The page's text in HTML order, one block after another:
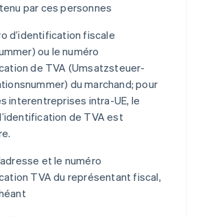
par ces personnes
d’identification fiscale
) ou le numéro
de TVA (Umsatzsteuer-
) du marchand; pour
interentreprises intra-UE, le
de TVA est
et le numéro
TVA du représentant fiscal,